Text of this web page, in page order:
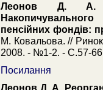
Леонов Д. А.
пенсійних фондів:
М. Ковальова. //
2008. - №1-2. - С.57-
Посилання
Леонов Д. А.